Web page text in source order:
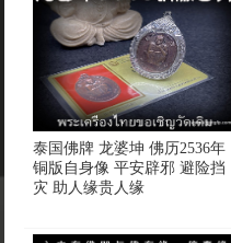
泰国佛牌 龙婆坤 佛历2536年
铜版自身像 平安辟邪 避险挡
灾 助人缘贵人缘